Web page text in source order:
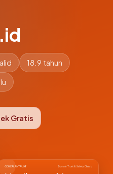
18.9 tahun
Gratis